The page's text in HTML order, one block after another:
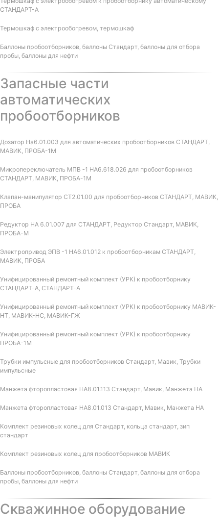
СТАНДАРТ-А
Термошкаф с электрообогревом, термошкаф
Баллоны пробоотборников, баллоны Стандарт, баллоны для отбора
пробы, баллоны для нефти
Запасные части
автоматических
пробоотборников
Дозатор На6.01.003 для автоматических пробоотборников СТАНДАРТ,
МАВИК, ПРОБА-1М
Микропереключатель МПВ -1 НА6.618.026 для пробоотборников
СТАНДАРТ, МАВИК, ПРОБА-1М
Клапан-манипулятор СТ2.01.00 для пробоотборников СТАНДАРТ, МАВИК,
ПРОБА
Редуктор НА 6.01.007 для СТАНДАРТ, Редуктор Стандарт, МАВИК,
ПРОБА-М
Электропривод ЭПВ -1 НА6.01.012 к пробоотборникам СТАНДАРТ,
МАВИК, ПРОБА
Унифицированный ремонтный комплект (УРК) к пробоотборнику
СТАНДАРТ-А, СТАНДАРТ-А
Унифицированный ремонтный комплект (УРК) к пробоотборнику МАВИК-
НТ, МАВИК-НС, МАВИК-ГЖ
Унифицированный ремонтный комплект (УРК) к пробоотборнику
ПРОБА-1М
Трубки импульсные для пробоотборников Стандарт, Мавик, Трубки
импульсные
Манжета фторопластовая НА8.01.113 Стандарт, Мавик, Манжета НА
Манжета фторопластовая НА8.01.013 Стандарт, Мавик, Манжета НА
Комплект резиновых колец для Стандарт, кольца стандарт, зип
стандарт
Комплект резиновых колец для пробоотборников МАВИК
Баллоны пробоотборников, баллоны Стандарт, баллоны для отбора
пробы, баллоны для нефти
Скважинное оборудование